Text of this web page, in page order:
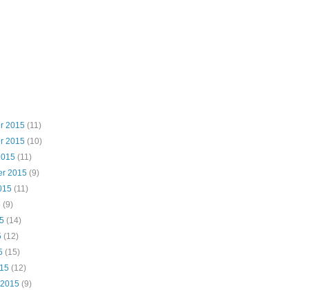
2015 (11)
2015 (10)
(11)
2015 (9)
(11)
(9)
(14)
(12)
(15)
(12)
(9)